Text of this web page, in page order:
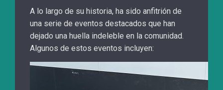
A lo largo de su historia, ha sido anfitrión de
una serie de eventos destacados que han
dejado una huella indeleble en la comunidad.
Algunos de estos eventos incluyen: